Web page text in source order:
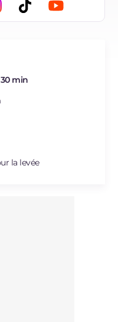
30 min
la levée